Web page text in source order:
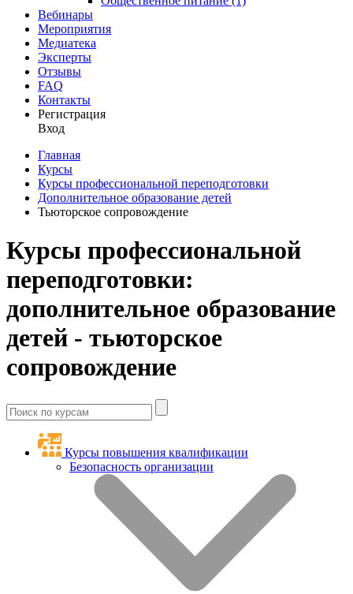
Вебинары
Мероприятия
Медиатека
Эксперты
Отзывы
FAQ
Контакты
Регистрация
Вход
Главная
Курсы
Курсы профессиональной переподготовки
Дополнительное образование детей
Тьюторское сопровождение
Курсы профессиональной
переподготовки:
дополнительное образование
детей - тьюторское
сопровождение
Курсы повышения квалификации
Безопасность организации